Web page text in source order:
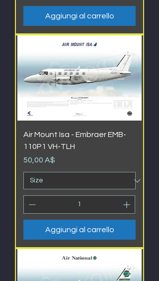
Aggiungi al carrello
Air Mount Isa - Embraer EMB-
110P1 VH-TLH
Prezzo
50,00 A$
Aggiungi al carrello